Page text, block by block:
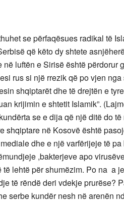
se përfaqësues radikal të
që këto dy shtete
në luftën e Sirisë është përdorur
rus si një rrezik që po vjen
shqiptarët dhe të drejtën e
krijimin e shtetit Islamik”.
se e dija që një ditë do
shqiptare në Kosovë është
dhe e një varfërijeje të
,bakterjeve apo
lehtë për shumëzim. Po na a
të rëndë deri vdekje prurëse?
serbe kundër nesh në arenën